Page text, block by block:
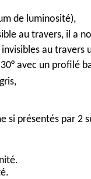
de luminosité),
au travers, il a
au travers
avec un profilé
si présentés par 2